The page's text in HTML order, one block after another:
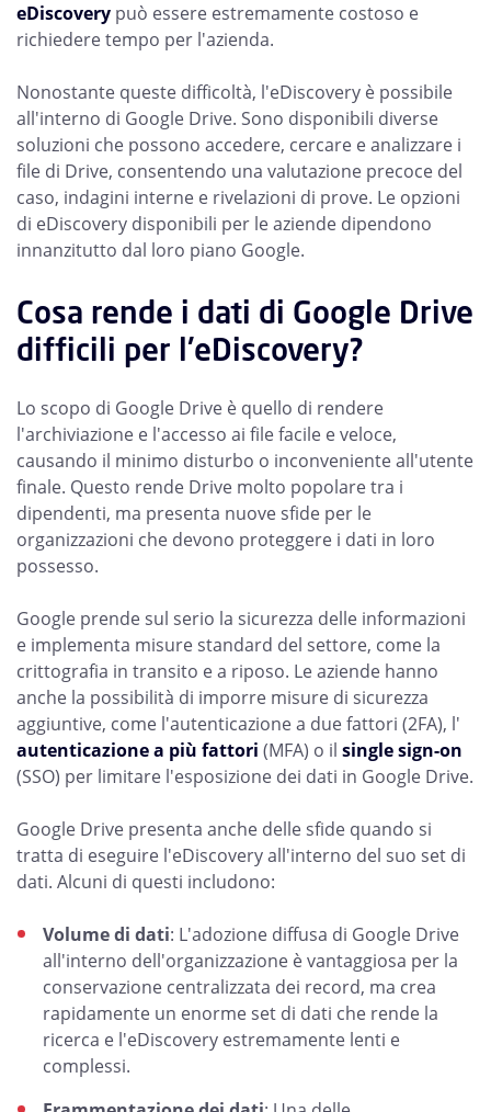
eDiscovery può essere estremamente costoso e
richiedere tempo per l'azienda.
Nonostante queste difficoltà, l'eDiscovery è possibile
all'interno di Google Drive. Sono disponibili diverse
soluzioni che possono accedere, cercare e analizzare i
file di Drive, consentendo una valutazione precoce del
caso, indagini interne e rivelazioni di prove. Le opzioni
di eDiscovery disponibili per le aziende dipendono
innanzitutto dal loro piano Google.
Cosa rende i dati di Google Drive
difficili per l'eDiscovery?
Lo scopo di Google Drive è quello di rendere
l'archiviazione e l'accesso ai file facile e veloce,
causando il minimo disturbo o inconveniente all'utente
finale. Questo rende Drive molto popolare tra i
dipendenti, ma presenta nuove sfide per le
organizzazioni che devono proteggere i dati in loro
possesso.
Google prende sul serio la sicurezza delle informazioni
e implementa misure standard del settore, come la
crittografia in transito e a riposo. Le aziende hanno
anche la possibilità di imporre misure di sicurezza
aggiuntive, come l'autenticazione a due fattori (2FA), l'
autenticazione a più fattori (MFA) o il single sign-on
(SSO) per limitare l'esposizione dei dati in Google Drive.
Google Drive presenta anche delle sfide quando si
tratta di eseguire l'eDiscovery all'interno del suo set di
dati. Alcuni di questi includono:
Volume di dati: L'adozione diffusa di Google Drive
all'interno dell'organizzazione è vantaggiosa per la
conservazione centralizzata dei record, ma crea
rapidamente un enorme set di dati che rende la
ricerca e l'eDiscovery estremamente lenti e
complessi.